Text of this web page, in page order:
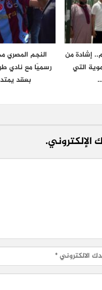
إشادة من
التي
النجم المصري
رسميًا مع نادي
بعقد
الإلكتروني.